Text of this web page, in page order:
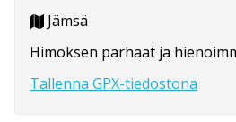
Jämsä
Himoksen parhaat ja
Tallenna GPX-tiedostona